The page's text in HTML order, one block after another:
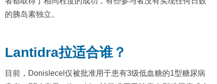
的胰岛素独立。
Lantidra拉适合谁？
目前，Donislecel仅被批准用于患有3级低血糖的1型糖尿病